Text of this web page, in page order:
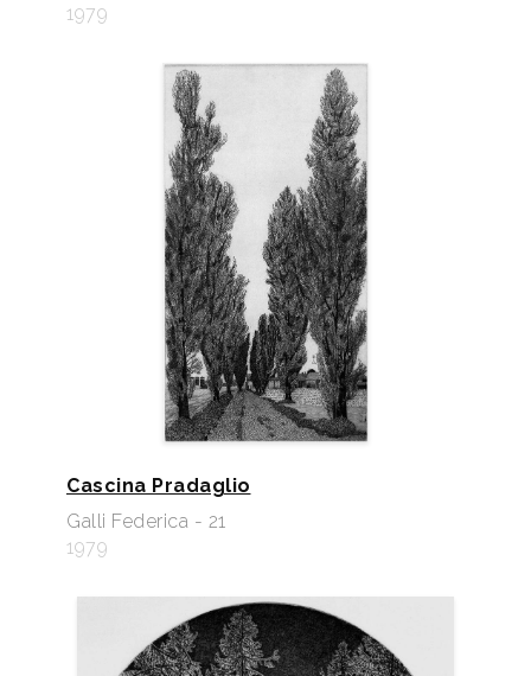
1979
Cascina Pradaglio
Galli Federica - 21
1979